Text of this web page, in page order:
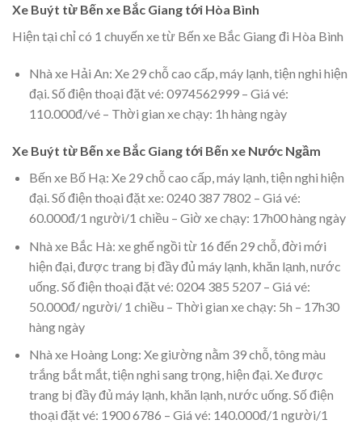
Xe Buýt từ Bến xe Bắc Giang tới Hòa Bình
Hiện tại chỉ có 1 chuyến xe từ Bến xe Bắc Giang đi Hòa Bình
Nhà xe Hải An: Xe 29 chỗ cao cấp, máy lạnh, tiện nghi hiện
đại. Số điện thoại đặt vé: 0974562999 – Giá vé:
110.000đ/vé – Thời gian xe chạy: 1h hàng ngày
Xe Buýt từ Bến xe Bắc Giang tới Bến xe Nước Ngầm
Bến xe Bố Hạ: Xe 29 chỗ cao cấp, máy lạnh, tiện nghi hiện
đại. Số điện thoại đặt xe: 0240 387 7802 – Giá vé:
60.000đ/1 người/1 chiều – Giờ xe chạy: 17h00 hàng ngày
Nhà xe Bắc Hà: xe ghế ngồi từ 16 đến 29 chỗ, đời mới
hiện đại, được trang bị đầy đủ máy lạnh, khăn lạnh, nước
uống. Số điện thoại đặt vé: 0204 385 5207 – Giá vé:
50.000đ/ người/ 1 chiều – Thời gian xe chạy: 5h – 17h30
hàng ngày
Nhà xe Hoàng Long: Xe giường nằm 39 chỗ, tông màu
trắng bắt mắt, tiện nghi sang trọng, hiện đại. Xe được
trang bị đầy đủ máy lạnh, khăn lạnh, nước uống. Số điện
thoại đặt vé: 1900 6786 – Giá vé: 140.000đ/1 người/1